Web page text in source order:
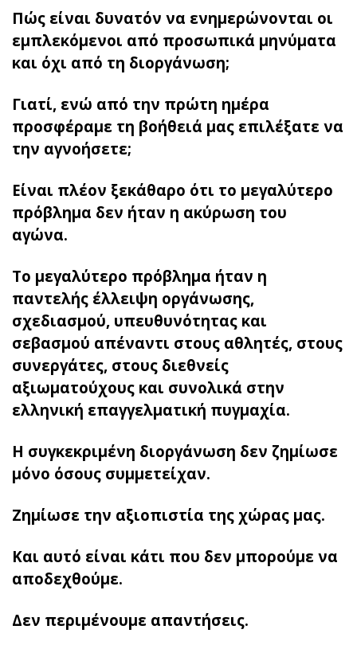
Πώς είναι δυνατόν να ενημερώνονται οι
εμπλεκόμενοι από προσωπικά μηνύματα
και όχι από τη διοργάνωση;
Γιατί, ενώ από την πρώτη ημέρα
προσφέραμε τη βοήθειά μας επιλέξατε να
την αγνοήσετε;
Είναι πλέον ξεκάθαρο ότι το μεγαλύτερο
πρόβλημα δεν ήταν η ακύρωση του
αγώνα.
Το μεγαλύτερο πρόβλημα ήταν η
παντελής έλλειψη οργάνωσης,
σχεδιασμού, υπευθυνότητας και
σεβασμού απέναντι στους αθλητές, στους
συνεργάτες, στους διεθνείς
αξιωματούχους και συνολικά στην
ελληνική επαγγελματική πυγμαχία.
Η συγκεκριμένη διοργάνωση δεν ζημίωσε
μόνο όσους συμμετείχαν.
Ζημίωσε την αξιοπιστία της χώρας μας.
Και αυτό είναι κάτι που δεν μπορούμε να
αποδεχθούμε.
Δεν περιμένουμε απαντήσεις.